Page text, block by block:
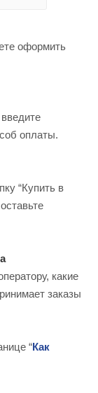
оформить
оплаты.
“Купить в
какие
заказы
“Как